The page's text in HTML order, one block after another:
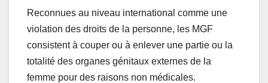
Reconnues au niveau international comme une
violation des droits de la personne, les MGF
consistent à couper ou à enlever une partie ou la
totalité des organes génitaux externes de la
femme pour des raisons non médicales.